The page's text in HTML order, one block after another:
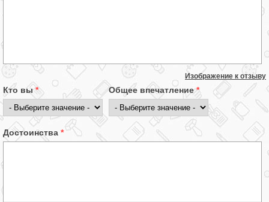
Изображение к отзыву
Кто вы* Общее впечатление*
Достоинства *